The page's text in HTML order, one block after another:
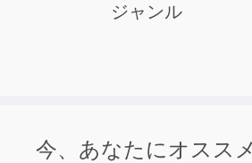
ジャンル
今、あなたにオススメ